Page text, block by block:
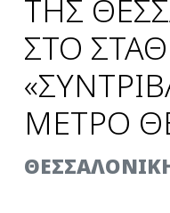
ΤΗΣ
ΣΤΟ
ΜΕΤΡΟ